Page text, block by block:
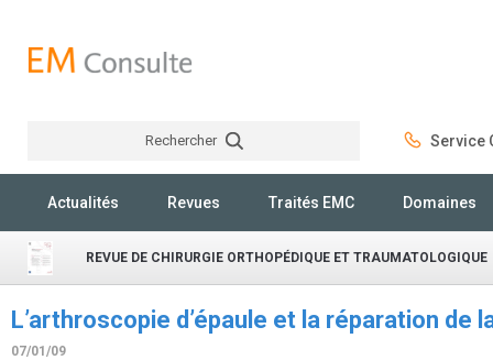
Rechercher Service
Actualités Revues Traités EMC Domaines
REVUE DE CHIRURGIE ORTHOPÉDIQUE ET TRAUMATOLOGIQUE
L’arthroscopie d’épaule et la réparation
07/01/09